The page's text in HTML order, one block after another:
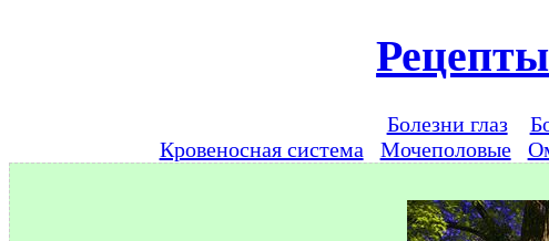
Болезни глаз
Кровеносная система
Мочеполовые